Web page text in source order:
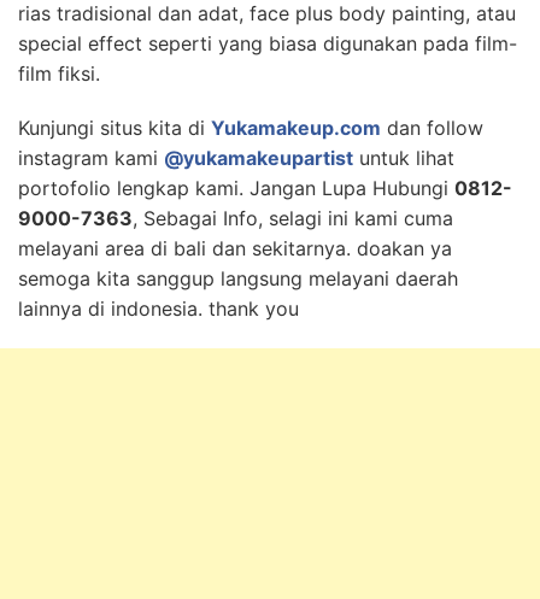
rias tradisional dan adat, face plus body painting, atau
special effect seperti yang biasa digunakan pada film-
film fiksi.
Kunjungi situs kita di Yukamakeup.com dan follow
instagram kami @yukamakeupartist untuk lihat
portofolio lengkap kami. Jangan Lupa Hubungi 0812-
9000-7363, Sebagai Info, selagi ini kami cuma
melayani area di bali dan sekitarnya. doakan ya
semoga kita sanggup langsung melayani daerah
lainnya di indonesia. thank you